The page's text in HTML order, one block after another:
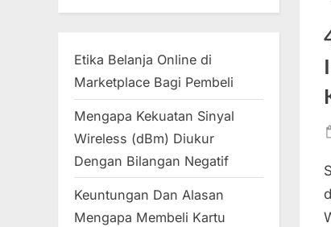
Etika Belanja Online di
Marketplace Bagi Pembeli
Mengapa Kekuatan Sinyal
Wireless (dBm) Diukur
Dengan Bilangan Negatif
Keuntungan Dan Alasan
Mengapa Membeli Kartu